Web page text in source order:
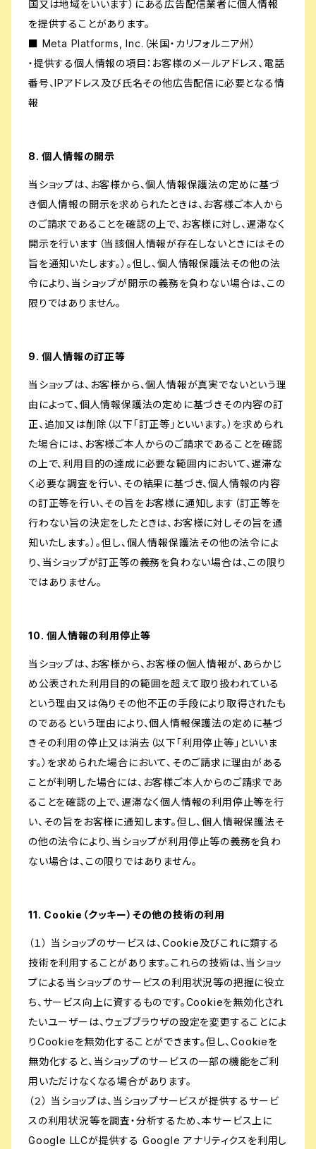
国又は地域をいいます）にある広告配信業者に個人情報
を提供することがあります。
■ Meta Platforms, Inc.（米国・カリフォルニア州）
・提供する個人情報の項目：お客様のメールアドレス、電話
番号、IPアドレス及び氏名その他広告配信に必要となる情
報
8. 個人情報の開示
当ショップは、お客様から、個人情報保護法の定めに基づ
き個人情報の開示を求められたときは、お客様ご本人から
のご請求であることを確認の上で、お客様に対し、遅滞なく
開示を行います（当該個人情報が存在しないときにはその
旨を通知いたします。）。但し、個人情報保護法その他の法
令により、当ショップが開示の義務を負わない場合は、この
限りではありません。
9. 個人情報の訂正等
当ショップは、お客様から、個人情報が真実でないという理
由によって、個人情報保護法の定めに基づきその内容の訂
正、追加又は削除（以下「訂正等」といいます。）を求められ
た場合には、お客様ご本人からのご請求であることを確認
の上で、利用目的の達成に必要な範囲内において、遅滞な
く必要な調査を行い、その結果に基づき、個人情報の内容
の訂正等を行い、その旨をお客様に通知します（訂正等を
行わない旨の決定をしたときは、お客様に対しその旨を通
知いたします。）。但し、個人情報保護法その他の法令によ
り、当ショップが訂正等の義務を負わない場合は、この限り
ではありません。
10. 個人情報の利用停止等
当ショップは、お客様から、お客様の個人情報が、あらかじ
め公表された利用目的の範囲を超えて取り扱われている
という理由又は偽りその他不正の手段により取得されたも
のであるという理由により、個人情報保護法の定めに基づ
きその利用の停止又は消去（以下「利用停止等」といいま
す。）を求められた場合において、そのご請求に理由がある
ことが判明した場合には、お客様ご本人からのご請求であ
ることを確認の上で、遅滞なく個人情報の利用停止等を行
い、その旨をお客様に通知します。但し、個人情報保護法そ
の他の法令により、当ショップが利用停止等の義務を負わ
ない場合は、この限りではありません。
11. Cookie（クッキー）その他の技術の利用
（１） 当ショップのサービスは、Cookie及びこれに類する
技術を利用することがあります。これらの技術は、当ショッ
プによる当ショップのサービスの利用状況等の把握に役立
ち、サービス向上に資するものです。Cookieを無効化され
たいユーザーは、ウェブブラウザの設定を変更することによ
りCookieを無効化することができます。但し、Cookieを
無効化すると、当ショップのサービスの一部の機能をご利
用いただけなくなる場合があります。
（２） 当ショップは、当ショップサービスが提供するサービ
スの利用状況等を調査・分析するため、本サービス上に
Google LLCが提供する Google アナリティクスを利用し